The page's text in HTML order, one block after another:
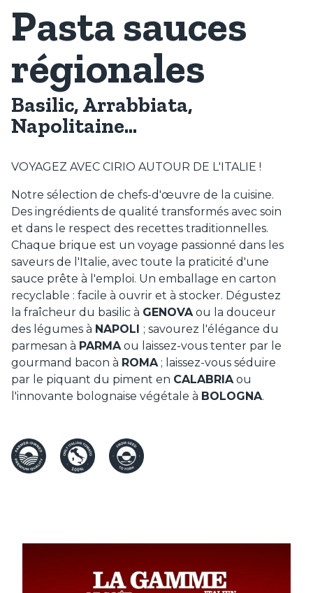
Pasta sauces
régionales
Basilic, Arrabbiata,
Napolitaine...
VOYAGEZ AVEC CIRIO AUTOUR DE L'ITALIE !
Notre sélection de chefs-d'œuvre de la cuisine.
Des ingrédients de qualité transformés avec soin
et dans le respect des recettes traditionnelles.
Chaque brique est un voyage passionné dans les
saveurs de l'Italie, avec toute la praticité d'une
sauce prête à l'emploi. Un emballage en carton
recyclable : facile à ouvrir et à stocker. Dégustez
la fraîcheur du basilic à GENOVAou la douceur
des légumes à NAPOLI ; savourez l'élégance du
parmesan à PARMAou laissez-vous tenter par le
gourmand bacon à ROMA; laissez-vous séduire
par le piquant du piment en CALABRIAou
l'innovante bolognaise végétale à BOLOGNA.